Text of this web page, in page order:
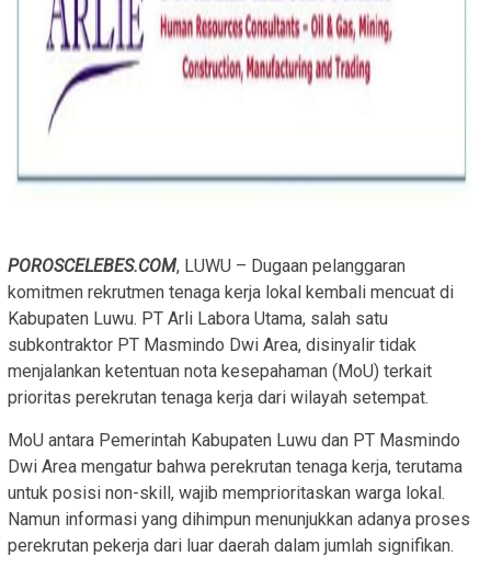
POROSCELEBES.COM, LUWU – Dugaan pelanggaran
komitmen rekrutmen tenaga kerja lokal kembali mencuat di
Kabupaten Luwu. PT Arli Labora Utama, salah satu
subkontraktor PT Masmindo Dwi Area, disinyalir tidak
menjalankan ketentuan nota kesepahaman (MoU) terkait
prioritas perekrutan tenaga kerja dari wilayah setempat.
MoU antara Pemerintah Kabupaten Luwu dan PT Masmindo
Dwi Area mengatur bahwa perekrutan tenaga kerja, terutama
untuk posisi non-skill, wajib memprioritaskan warga lokal.
Namun informasi yang dihimpun menunjukkan adanya proses
perekrutan pekerja dari luar daerah dalam jumlah signifikan.